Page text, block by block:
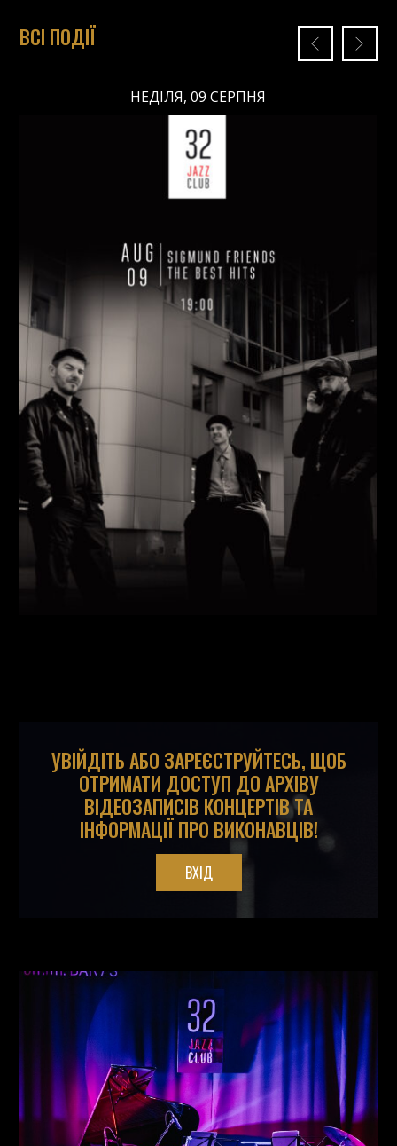
ВСІ ПОДІЇ
НЕДІЛЯ, 09 СЕРПНЯ
НЕДІЛЯ, 09 СЕРПНЯ
Ціна:
Виконавці: Павло Литвиненко (Рояль,) /Денис
Дудко (Бас, Олександр Люлякін (Барабани,) /
УВІЙДІТЬ АБО ЗАРЕЄСТРУЙТЕСЬ, ЩОБ
ОТРИМАТИ ДОСТУП ДО АРХІВУ
ВІДЕОЗАПИСІВ КОНЦЕРТІВ ТА
ІНФОРМАЦІЇ ПРО ВИКОНАВЦІВ!
ВХІД